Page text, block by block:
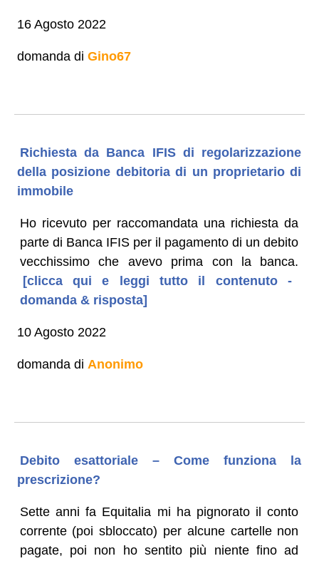
16 Agosto 2022
domanda di Gino67
Richiesta da Banca IFIS di regolarizzazione
della posizione debitoria di un proprietario di
immobile
Ho ricevuto per raccomandata una richiesta da
parte di Banca IFIS per il pagamento di un debito
vecchissimo che avevo prima con la banca.
[clicca qui e leggi tutto il contenuto -
domanda & risposta]
10 Agosto 2022
domanda di Anonimo
Debito esattoriale – Come funziona la
prescrizione?
Sette anni fa Equitalia mi ha pignorato il conto
corrente (poi sbloccato) per alcune cartelle non
pagate, poi non ho sentito più niente fino ad